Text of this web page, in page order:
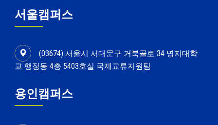
서울캠퍼스
(03674) 서울시 서대문구 거북골로 34 명지대학
교 행정동 4층 5403호실 국제교류지원팀
용인캠퍼스